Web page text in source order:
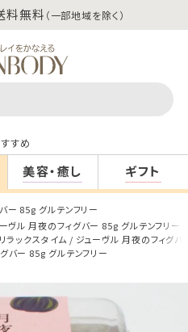
料無料 （一部地域を除く）
すめ
美容・癒し ギフト
ー 85g グルテンフリー
ヴル 月夜のフィグバー 85g グルテンフリー
リラックスタイム
ジューヴル 月夜のフィグ
バー 85g グルテンフリー